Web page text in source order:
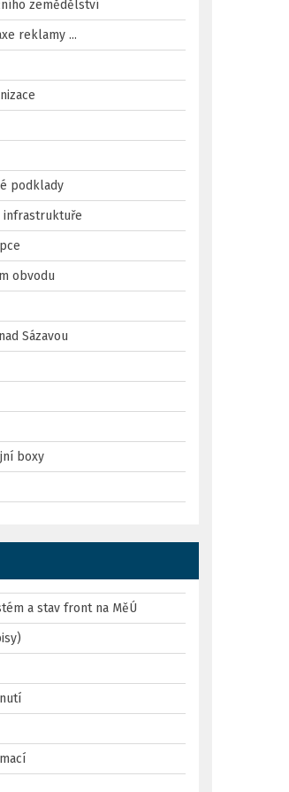
zemědělství
reklamy ...
podklady
infrastruktuře
obvodu
Sázavou
boxy
a stav front na MěÚ